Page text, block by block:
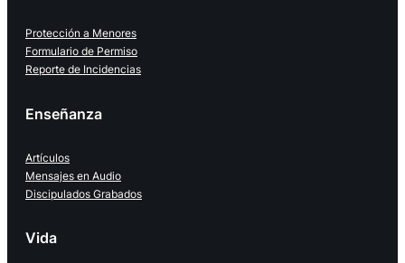
Protección a Menores
Formulario de Permiso
Reporte de Incidencias
Enseñanza
Artículos
Mensajes en Audio
Discipulados Grabados
Vida